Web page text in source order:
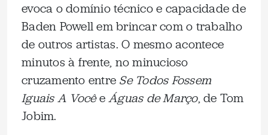
evoca o domínio técnico e capacidade de
Baden Powell em brincar com o trabalho
de outros artistas. O mesmo acontece
minutos à frente, no minucioso
cruzamento entre Se Todos Fossem
Iguais A VocêeÁguas de Março, de Tom
Jobim.